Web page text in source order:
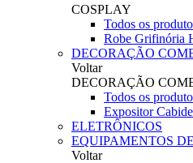
COSPLAY
Todos os
Robe Grifinória
DECORAÇÃO
Voltar
DECORAÇÃO
Todos os
Expositor
ELETRÔNICOS
EQUIPAMENTOS
Voltar